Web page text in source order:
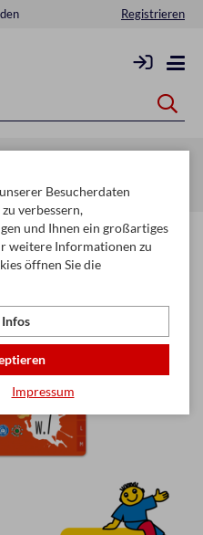
Registrieren
& Blöcke Hefte
Besucherdaten
verbessern,
und Ihnen ein großartiges
weitere Informationen zu
öffnen Sie die
Impressum